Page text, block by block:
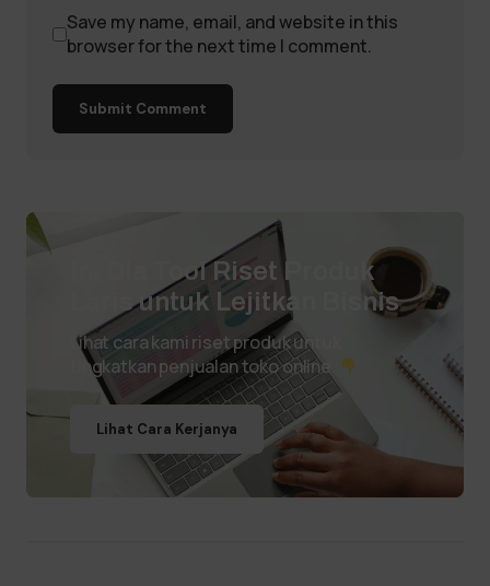
Save my name, email, and website in this
browser for the next time I comment.
Submit Comment
Ini Dia Tool Riset Produk
Laris untuk Lejitkan Bisnis
Lihat cara kami riset produk untuk
tingkatkan penjualan toko online.
Lihat Cara Kerjanya